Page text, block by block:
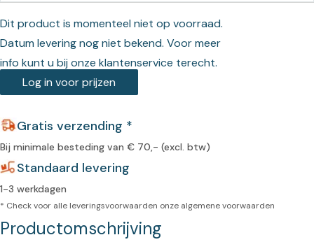
Dit product is momenteel niet op voorraad.
Datum levering nog niet bekend. Voor meer
info kunt u bij onze klantenservice terecht.
Log in voor prijzen
Gratis verzending *
Bij minimale besteding van € 70,- (excl. btw)
Standaard levering
1-3 werkdagen
* Check voor alle leveringsvoorwaarden onze algemene voorwaarden
Productomschrijving